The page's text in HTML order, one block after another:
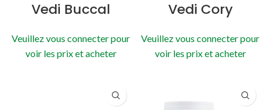
Vedi Buccal
Veuillez vous connecter pour
voir les prix et acheter
Vedi Cory
Veuillez vous connecter pour
voir les prix et acheter